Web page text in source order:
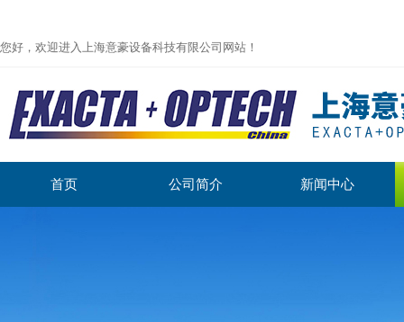
您好，欢迎进入上海意豪设备科技有限公司网站！
首页 公司简介 新闻中心